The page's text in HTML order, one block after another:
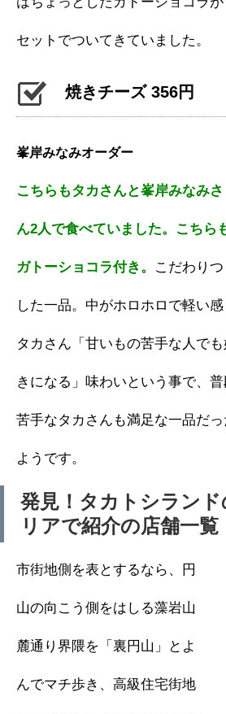
セットでついてきていました。
焼きチーズ 356円
峯岸みなみオーダー
こちらもタカさんと峯岸みなみさ
ん2人で食べていました。こちら
ガトーショコラ付き。 こだわりつ
した一品。中がホロホロで軽い感
タカさん「甘いもの苦手な人で
きになる」味わいという事で、
苦手なタカさんも満足な一品だっ
ようです。
発見！タカトシランド
リアで紹介の店舗一覧
市街地側を表とするなら、円
山の向こう側をはしる藻岩山
麓通り界隈を「裏円山」とよ
んでマチ歩き、高級住宅街地